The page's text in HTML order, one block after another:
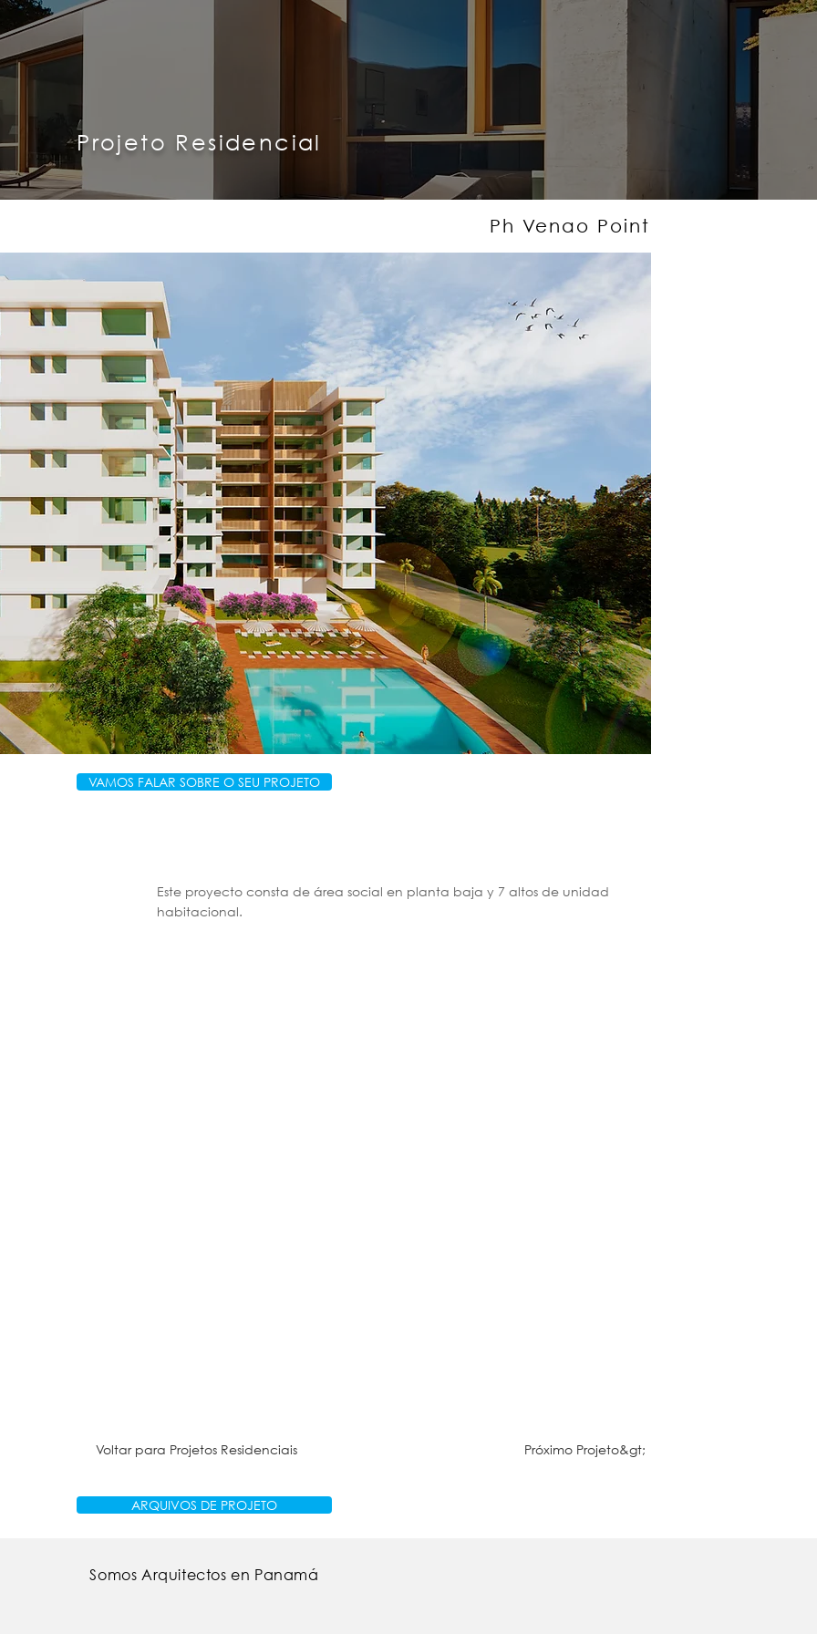
Projeto Residencial
Urbano
Ph Venao Point
VAMOS FALAR SOBRE O SEU PROJETO
Este proyecto consta de área social en planta baja y 7 altos de unidad
habitacional.
Voltar para Projetos Residenciais Próximo Projeto&gt;
ARQUIVOS DE PROJETO
Somos Arquitectos en Panamá